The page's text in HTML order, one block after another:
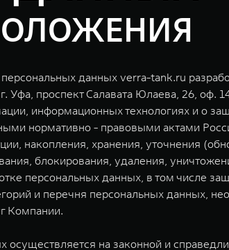
данных verra-tank.ru
Уфа, проспект Салавата Юлаева, 26, оф.
информационных технологиях и о
нормативно - правовыми актами
накопления, хранения, уточнения
блокирования, удаления,
персональных данных, в том числе
и перечня персональных данных,
Компании.
осуществляется на законной и